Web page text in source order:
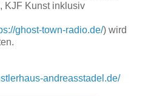
KJF Kunst inklusiv
ghost-town-radio.de/) wird
andreasstadel.de/